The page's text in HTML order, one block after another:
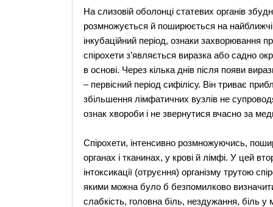
На слизовій оболонці статевих органів
розмножується й поширюється на найближчі
інкубаційний період, ознаки захворювання
спірохети з’являється виразка або садно
в основі. Через кілька днів після появи
– первісний період сифілісу. Він триває
збільшення лімфатичних вузлів не
ознак хвороби і не звернутися вчасно за
Спірохети, інтенсивно розмножуючись,
органах і тканинах, у крові й лімфі. У цей
інтоксикації (отруєння) організму трутою
якими можна було б безпомилково
слабкість, головна біль, нездужання, біль у